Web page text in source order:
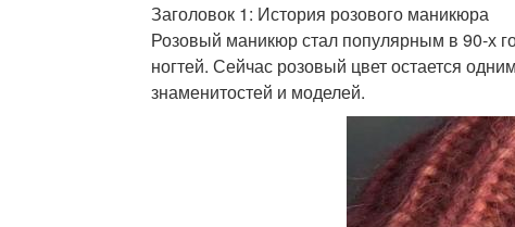
Заголовок 1: История розового маникюра
Розовый маникюр стал популярным в 90-х
ногтей. Сейчас розовый цвет остается
знаменитостей и моделей.